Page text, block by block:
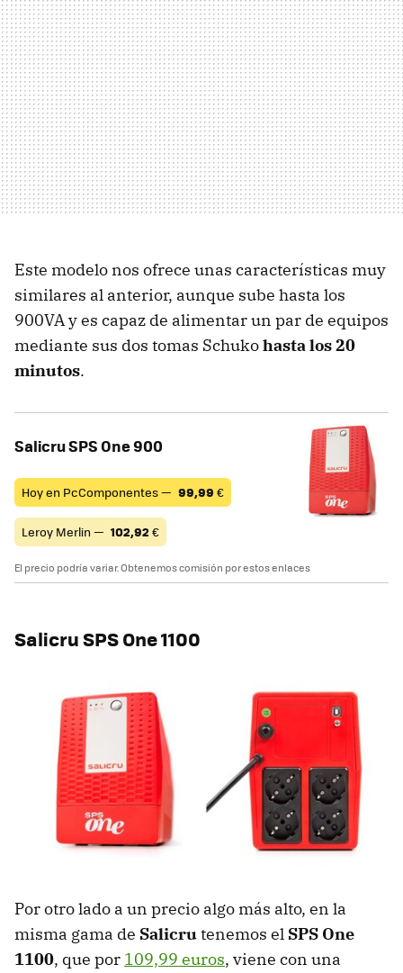
Este modelo nos ofrece unas características muy
similares al anterior, aunque sube hasta los
900VA y es capaz de alimentar un par de equipos
mediante sus dos tomas Schukohasta los 20
minutos.
Salicru SPS One 900
Hoy en PcComponentes — 99,99 €
Leroy Merlin — 102,92 €
El precio podría variar. Obtenemos comisión por estos enlaces
Salicru SPS One 1100
Por otro lado a un precio algo más alto, en la
misma gama de Salicrutenemos el SPS One
1100, que por 109,99 euros, viene con una